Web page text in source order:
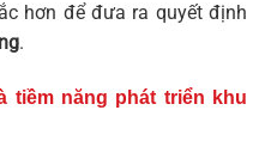
hơn để đưa ra quyết định
.
tiềm năng phát triển khu